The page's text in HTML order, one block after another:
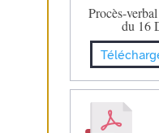
Procès-
du 16